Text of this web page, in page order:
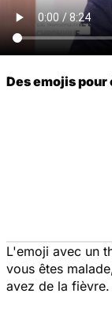
Des emojis
L'emoji avec un
vous êtes
avez de la fièvre.